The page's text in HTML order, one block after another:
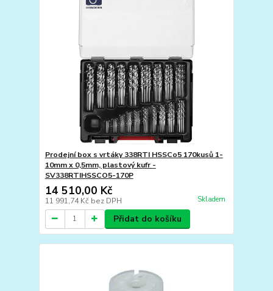
Prodejní box s vrtáky 338RTI HSSCo5 170kusů 1-
10mm x 0,5mm, plastový kufr -
SV338RTIHSSCO5-170P
14 510,00 Kč
11 991,74 Kč bez DPH Skladem
Přidat do košíku